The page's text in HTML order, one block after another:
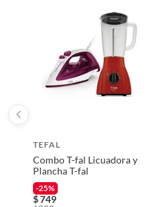
TEFAL
Combo T-fal Licuadora y
Plancha T-fal
-25%
$749